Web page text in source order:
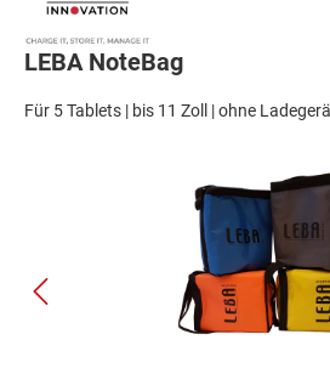
LEBA NoteBag
Für 5 Tablets | bis 11 Zoll | ohne